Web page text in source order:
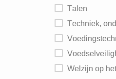
Talen
Techniek,
Welzijn op